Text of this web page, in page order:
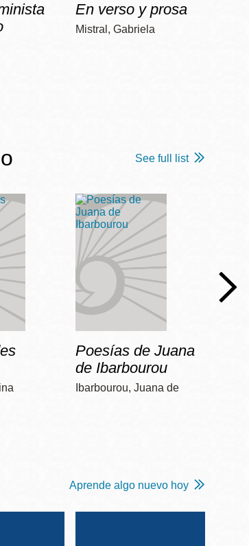
En verso y prosa
Mistral, Gabriela
See full list
Poesías de Juana
de Ibarbourou
Ibarbourou, Juana de
Aprende algo nuevo hoy